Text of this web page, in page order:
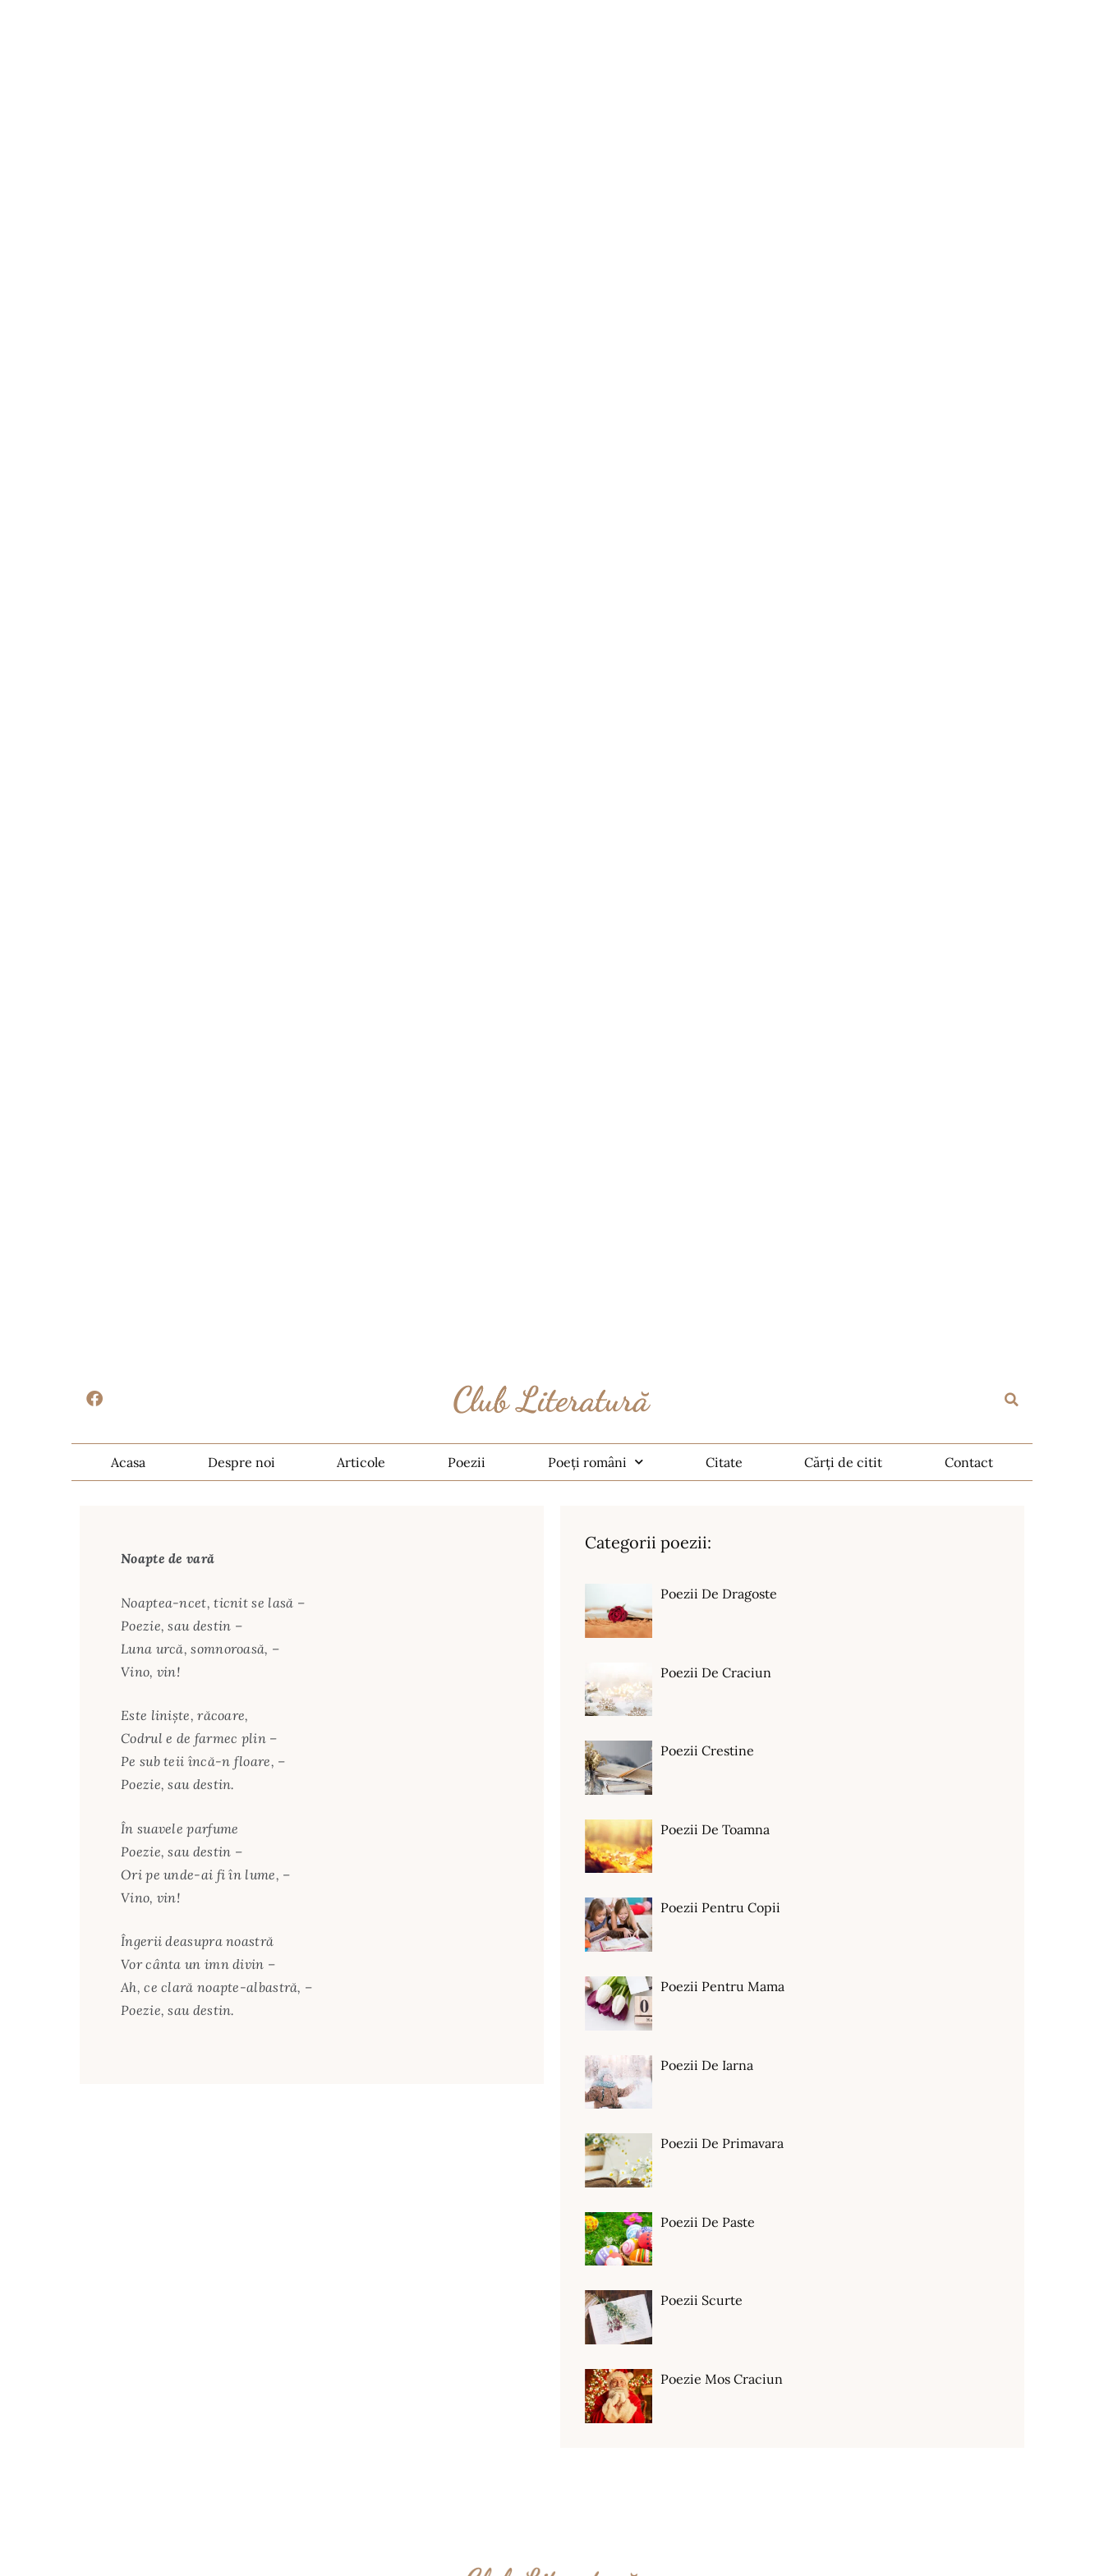
Acasa Despre noi Articole Poezii Poeți români Citate Cărți de citit Contact
Noapte de vară
Noaptea-ncet, ticnit se lasă –
Poezie, sau destin –
Luna urcă, somnoroasă, –
Vino, vin!
Este linişte, răcoare,
Codrul e de farmec plin –
Pe sub teii încă-n floare, –
Poezie, sau destin.
În suavele parfume
Poezie, sau destin –
Ori pe unde-ai fi în lume, –
Vino, vin!
Îngerii deasupra noastră
Vor cânta un imn divin –
Ah, ce clară noapte-albastră, –
Poezie, sau destin.
Categorii poezii:
Poezii De Dragoste
Poezii De Craciun
Poezii Crestine
Poezii De Toamna
Poezii Pentru Copii
Poezii Pentru Mama
Poezii De Iarna
Poezii De Primavara
Poezii De Paste
Poezii Scurte
Poezie Mos Craciun